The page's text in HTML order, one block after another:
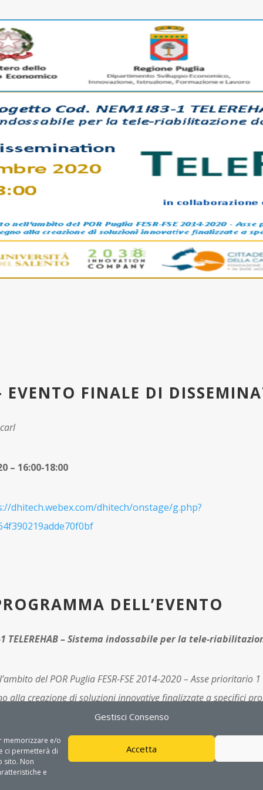
Gestisci Consenso
memorizzare e/o
ci permetterà di
sito. Non
e
Accetta
EVENTO FINALE DI
– 16:00-18:00
dhitech.webex.com/dhitech/onstage/g.php?
DELL’EVENTO
–Sistema indossabile per la tele-
del POR Puglia FESR-FSE 2014-2020 – Asse prioritario
alla creazione di soluzioni innovative finalizzate a specifici